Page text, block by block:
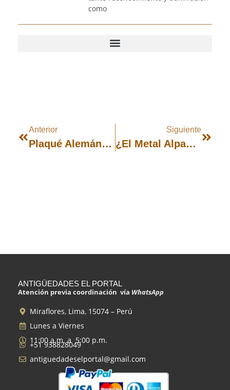
como
Anterior
Plaqué Alemán WMF
Siguiente
¿El Metal Alpaca Es Igual Que La Plata?
ANTIGÜEDADES EL PORTAL
Atención previa coordinación vía WhatsApp
Miraflores, Lima, 15074 – Perú
Lunes a Viernes
11:00 a.m. a 5:00 p.m.
+51 938828049
antiguedadeselportal@gmail.com